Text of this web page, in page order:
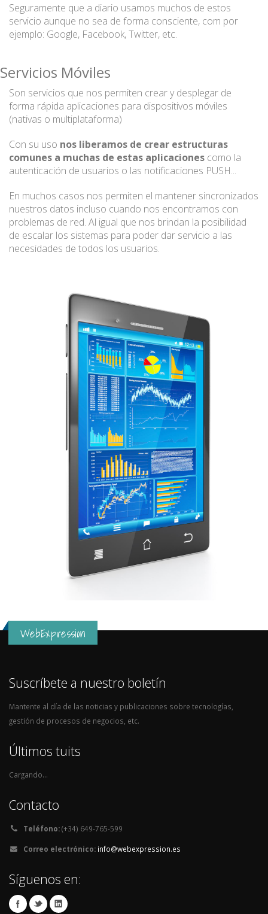
Seguramente que a diario usamos muchos de estos
servicio aunque no sea de forma consciente, com por
ejemplo: Google, Facebook, Twitter, etc.
Servicios Móviles
Son servicios que nos permiten crear y desplegar de
forma rápida aplicaciones para dispositivos móviles
(nativas o multiplataforma)
Con su uso nos liberamos de crear estructuras
comunes a muchas de estas aplicaciones como la
autenticación de usuarios o las notificaciones PUSH...
En muchos casos nos permiten el mantener sincronizados
nuestros datos incluso cuando nos encontramos con
problemas de red. Al igual que nos brindan la posibilidad
de escalar los sistemas para poder dar servicio a las
necesidades de todos los usuarios.
WebExpression
Suscríbete a nuestro boletín
Mantente al día de las noticias y publicaciones sobre tecnologías,
gestión de procesos de negocios, etc.
Últimos tuits
Cargando...
Contacto
Teléfono:(+34) 649-765-599
Correo electrónico: info@webexpression.es
Síguenos en: